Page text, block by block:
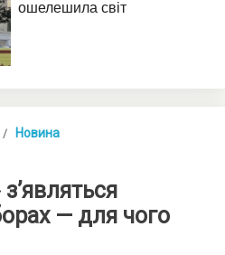
Новина
— для чого